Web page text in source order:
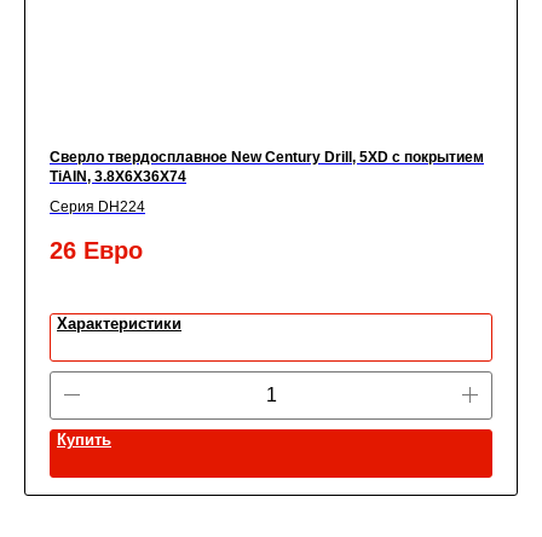
Сверло твердосплавное New Century Drill, 5XD с покрытием
TiАIN, 3.8X6X36X74
Серия DH224
26 Евро
Характеристики
Купить